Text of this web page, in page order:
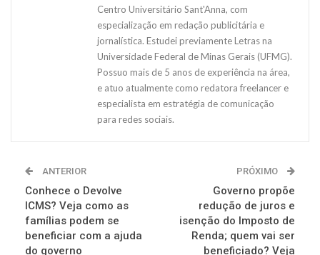
Centro Universitário Sant'Anna, com
especialização em redação publicitária e
jornalística. Estudei previamente Letras na
Universidade Federal de Minas Gerais (UFMG).
Possuo mais de 5 anos de experiência na área,
e atuo atualmente como redatora freelancer e
especialista em estratégia de comunicação
para redes sociais.
ANTERIOR
Conhece o Devolve
ICMS? Veja como as
famílias podem se
beneficiar com a ajuda
do governo
PRÓXIMO
Governo propõe
redução de juros e
isenção do Imposto de
Renda; quem vai ser
beneficiado? Veja